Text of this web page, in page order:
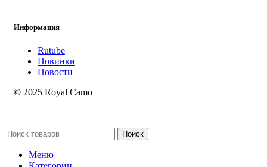
Информация
Rutube
Новинки
Новости
© 2025 Royal Camo
Поиск
Меню